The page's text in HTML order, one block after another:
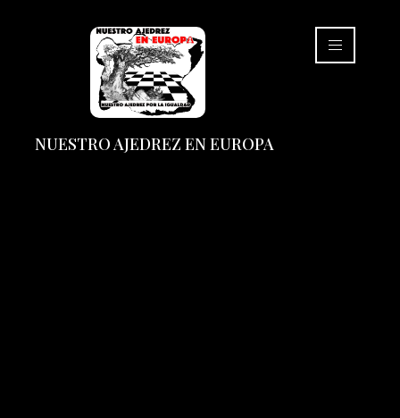
NUESTRO AJEDREZ EN EUROPA